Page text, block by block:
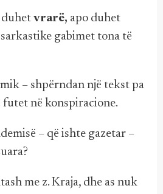
duhet vrarë, apo duhet
gabimet tona të
– shpërndan një tekst pa
futet në konspiracione.
– që ishte gazetar –
me z. Kraja, dhe as nuk